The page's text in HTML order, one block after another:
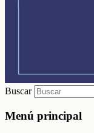
Buscar
Menú principal